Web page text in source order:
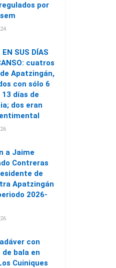
por
EN SUS DÍAS
cuatros
Apatzingán,
con sólo 6
días de
dos eran
a Jaime
Contreras
de
Apatzingán
2026-
con
bala en
Cuiniques